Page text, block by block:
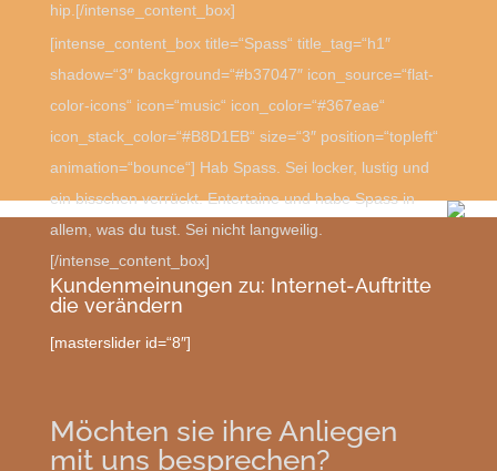
hip.[/intense_content_box]
[intense_content_box title=“Spass“ title_tag=“h1″
shadow=“3″ background=“#b37047″ icon_source=“flat-
color-icons“ icon=“music“ icon_color=“#367eae“
icon_stack_color=“#B8D1EB“ size=“3″ position=“topleft“
animation=“bounce“] Hab Spass. Sei locker, lustig und
ein bisschen verrückt. Entertaine und habe Spass in
allem, was du tust. Sei nicht langweilig.
[/intense_content_box]
Kundenmeinungen zu: Internet-Auftritte
die verändern
[masterslider id=“8″]
Möchten sie ihre Anliegen
mit uns besprechen?